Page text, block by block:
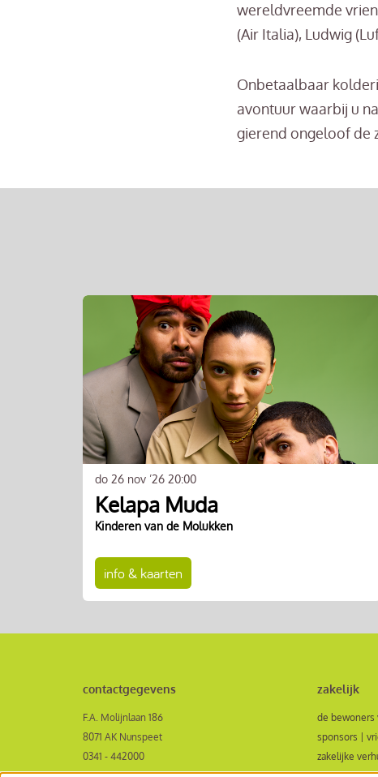
wereldvreemde
(Air Italia), Ludwig
Onbetaalbaar
avontuur waarbij u
gierend ongeloof de
Kelapa Muda
Kinderen van de Molukken
do 26 nov ’26 20:00
info & kaarten
contactgegevens
F.A. Molijnlaan 186
8071 AK Nunspeet
0341 - 442000
zakelijk
de bewoners
sponsors |
zakelijke